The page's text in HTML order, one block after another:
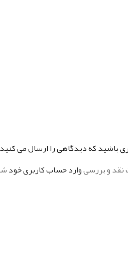
باشید که دیدگاهی را ارسال می
نقد و بررسیوارد حساب کاربری خود